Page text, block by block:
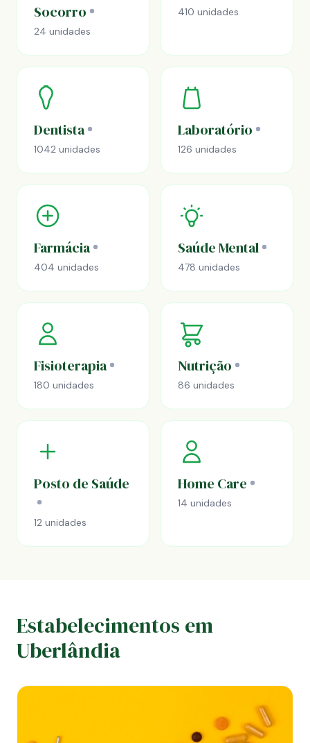
Socorro
24 unidades
410 unidades
Dentista
1042 unidades
Laboratório
126 unidades
Farmácia
404 unidades
Saúde Mental
478 unidades
Fisioterapia
180 unidades
Nutrição
86 unidades
Posto de Saúde
12 unidades
Home Care
14 unidades
Estabelecimentos em
Uberlândia